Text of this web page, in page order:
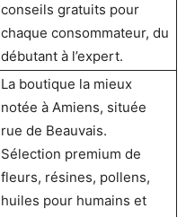
conseils gratuits pour
chaque consommateur, du
débutant à l’expert.
La boutique la mieux
notée à Amiens, située
rue de Beauvais.
Sélection premium de
fleurs, résines, pollens,
huiles pour humains et